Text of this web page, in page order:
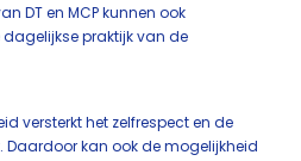
DT en MCP kunnen ook
praktijk van de
versterkt het zelfrespect en de
kan ook de mogelijkheid